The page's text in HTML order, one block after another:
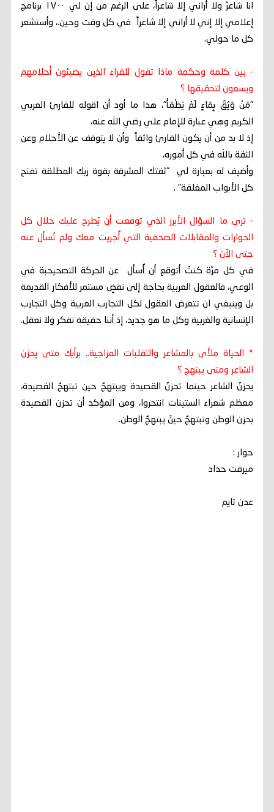
انا شاعرّ ولا أراني إلا شاعراً، على الرغم من إن لي ١٧٠٠ برنامج
إعلامي إلا إني لا أراني إلا شاعراً في كل وقت وحين.، وأستشعر
كل ما حولي.
- بين كلمة وحكمة ماذا تقول للقراء الذين يضيئون أحلامهم
ويسعون لتحقيقها ؟
"مَنْ وَثِقَ بِمَاءٍ لَمْ يَظْمَأْ"، هذا ما أود أن اقوله للقارئ العربي
الكريم وهي عبارة للإمام علي رضي الله عنه،
إذ لا بد من أن يكون القارئ واثقاً وأن لا يتوقف عن الأحلام وعن
الثقة بالله في كل أموره،
وأضيف له بعبارة لي "ثقتك المشرقة بقوة ربك المطلقة تفتح
كل الأبواب المغلقة" .
- ترى ما السؤال الأبرز الذي توقعت أن يُطرح عليك خلال كل
الحوارات والمقابلات الصحفية التي أُجريت معك ولم تُسأل عنه
حتى الآن ؟
في كل مرّة كنتُ أتوقع أن أُسأل عن الحركة التصحيحبة في
الوعي، فالعقول العربية بحاجة إلى نفضٍ مستمر للأفكار القديمة
بل وينبغي ان تتعرض العقول لكل التجارب العربية وكل التجارب
الإنسانية والغربية وكل ما هو جديد، إذ أننا حقيقة نفكر ولا نعقل.
* الحياة ملأى بالمشاعر والتقلبات المزاجية.. برأيك متى يحزن
الشاعر ومتى يبتهج ؟
يحزنُ الشاعر حينما تحزنُ القصيدة ويبتهجُ حين تبتهجُ القصيدة،
معظم شعراء الستينات انتحروا، ومن المؤكد أن تحزن القصيدة
بحزن الوطن وتبتهجُ حينَ يبتهجُ الوطن.
حوار :
ميرفت حداد
عدن تايم